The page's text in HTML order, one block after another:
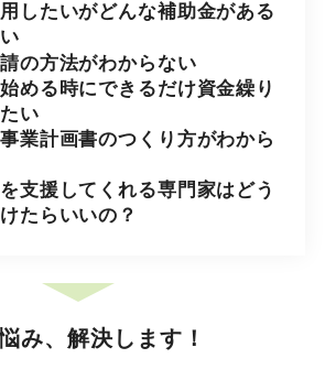
したいがどんな補助金がある
の方法がわからない
める時にできるだけ資金繰り
い
業計画書のつくり方がわから
支援してくれる専門家はどう
たらいいの？
み、解決します！